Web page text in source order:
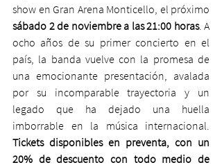
sábado 2 de noviembre a las 21:00 horas. A
ocho años de su primer concierto en el
país, la banda vuelve con la promesa de
una emocionante presentación, avalada
por su incomparable trayectoria y un
legado que ha dejado una huella
Tickets disponibles en preventa, con un
20% de descuento con todo medio de